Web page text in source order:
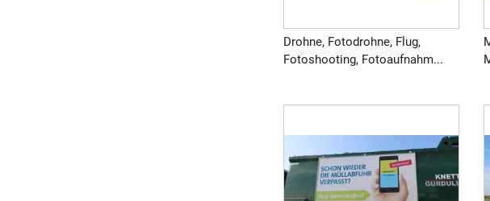
Drohne, Fotodrohne, Flug,
Fotoshooting, Fotoaufnahm...